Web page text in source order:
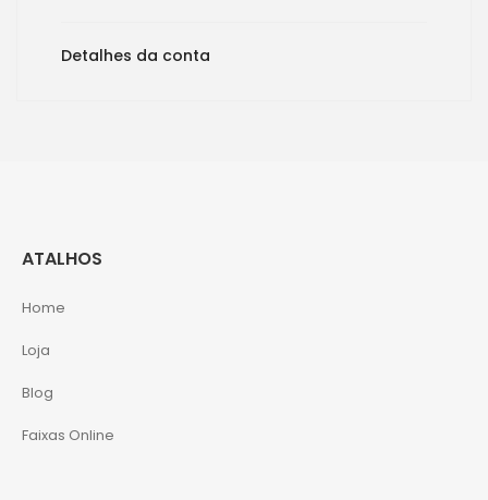
Detalhes da conta
ATALHOS
Home
Loja
Blog
Faixas Online